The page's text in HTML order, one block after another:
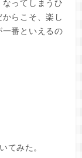
ってしまうひ
らこそ、楽し
番といえるの
てみた。